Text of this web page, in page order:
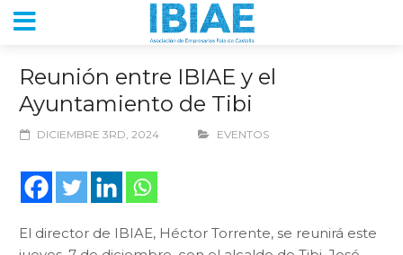
Reunión entre IBIAE y el
Ayuntamiento de Tibi
DICIEMBRE 3RD, 2024 EVENTOS
El director de IBIAE, Héctor Torrente, se reunirá este